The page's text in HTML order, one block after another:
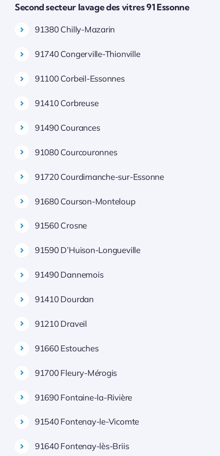
Second secteur lavage des vitres 91 Essonne
91380 Chilly-Mazarin
91740 Congerville-Thionville
91100 Corbeil-Essonnes
91410 Corbreuse
91490 Courances
91080 Courcouronnes
91720 Courdimanche-sur-Essonne
91680 Courson-Monteloup
91560 Crosne
91590 D’Huison-Longueville
91490 Dannemois
91410 Dourdan
91210 Draveil
91660 Estouches
91700 Fleury-Mérogis
91690 Fontaine-la-Rivière
91540 Fontenay-le-Vicomte
91640 Fontenay-lès-Briis